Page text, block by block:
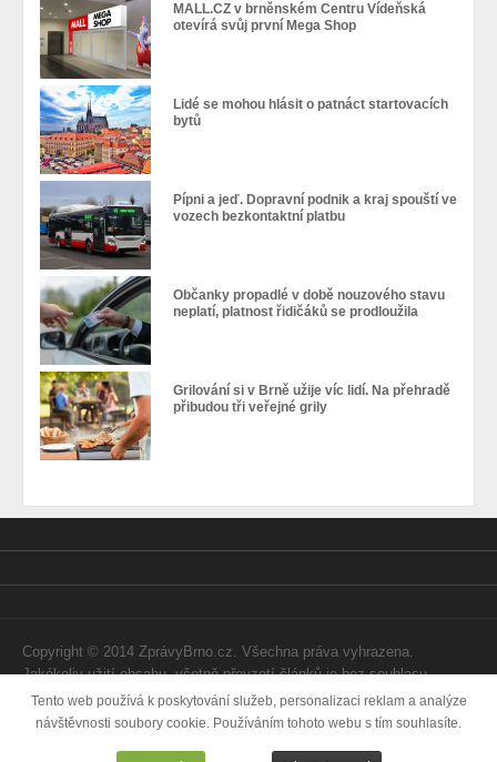
MALL.CZ v brněnském Centru Vídeňská
otevírá svůj první Mega Shop
Lidé se mohou hlásit o patnáct startovacích
bytů
Pípni a jeď. Dopravní podnik a kraj spouští ve
vozech bezkontaktní platbu
Občanky propadlé v době nouzového stavu
neplatí, platnost řidičáků se prodloužila
Grilování si v Brně užije víc lidí. Na přehradě
přibudou tři veřejné grily
Copyright © 2014 ZprávyBrno.cz. Všechna práva vyhrazena.
Jakékoliv užití obsahu, včetně převzetí článků je bez souhlasu
Webtom Enterprises s.r.o. zapovězeno.
VytvořilaInternetová agentura Webtom.cz
Tento web používá k poskytování služeb, personalizaci reklam a analýze
návštěvnosti soubory cookie. Používáním tohoto webu s tím souhlasíte.